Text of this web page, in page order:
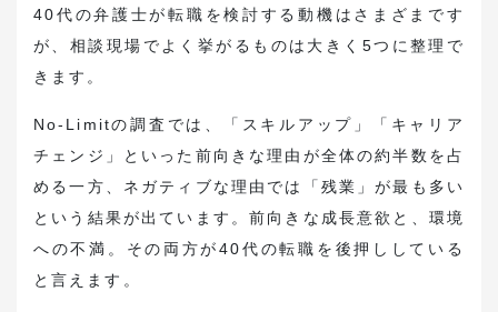
40代の弁護士が転職を検討する動機はさまざまです
が、相談現場でよく挙がるものは大きく5つに整理で
きます。
No-Limitの調査では、「スキルアップ」「キャリア
チェンジ」といった前向きな理由が全体の約半数を占
める一方、ネガティブな理由では「残業」が最も多い
という結果が出ています。前向きな成長意欲と、環境
への不満。その両方が40代の転職を後押ししている
と言えます。